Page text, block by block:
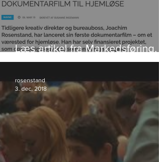
Læs artikel fra Markedsføring.
Klik på foto.
rosenstand
3. dec. 2018